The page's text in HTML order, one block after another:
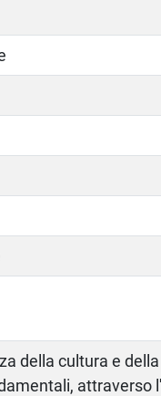
della cultura e
attraverso